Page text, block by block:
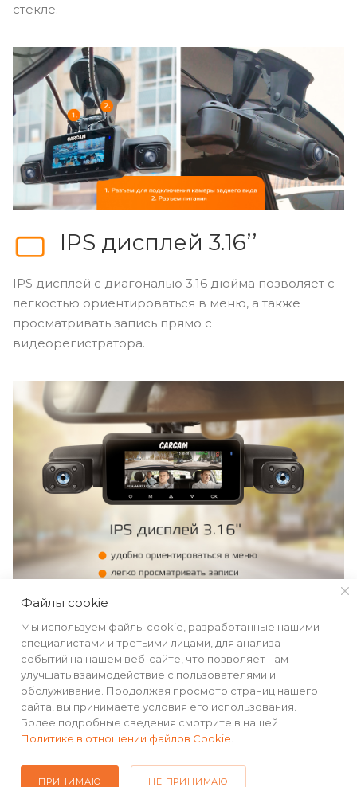
стекле.
IPS дисплей 3.16’’
IPS дисплей с диагональю 3.16 дюйма позволяет с
легкостью ориентироваться в меню, а также
просматривать запись прямо с
видеорегистратора.
MICROSD ДО 256 ГБ
Устройство поддерживает карты памяти microSD
объёмом до 256 ГБ. Вы сможете хранить большое
количество видеофайлов непосредственно на
регистраторе.
Файлы cookie
Мы используем файлы cookie, разработанные нашими
специалистами и третьими лицами, для анализа
событий на нашем веб-сайте, что позволяет нам
улучшать взаимодействие с пользователями и
обслуживание. Продолжая просмотр страниц нашего
сайта, вы принимаете условия его использования.
Более подробные сведения смотрите в нашей
Политике в отношении файлов Cookie
ПРИНИМАЮ НЕ ПРИНИМАЮ